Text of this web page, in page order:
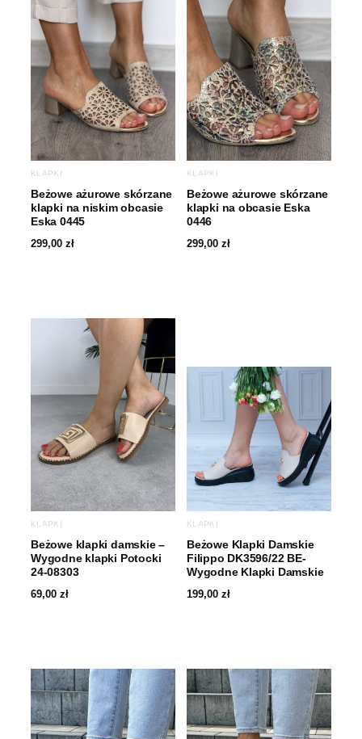
KLAPKI
Beżowe ażurowe skórzane
klapki na niskim obcasie
Eska 0445
299,00 zł
KLAPKI
Beżowe ażurowe skórzane
klapki na obcasie Eska
0446
299,00 zł
KLAPKI
Beżowe klapki damskie –
Wygodne klapki Potocki
24-08303
69,00 zł
KLAPKI
Beżowe Klapki Damskie
Filippo DK3596/22 BE-
Wygodne Klapki Damskie
199,00 zł